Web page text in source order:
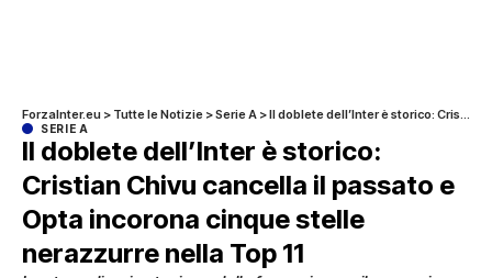
ForzaInter.eu > Tutte le Notizie >Serie A >Il doblete dell’Inter è storico: Cristian Chivu cancella il passato e Opta incorona cinque stelle nerazzurre nella Top 11
SERIE A
Il doblete dell’Inter è storico:
Cristian Chivu cancella il passato e
Opta incorona cinque stelle
nerazzurre nella Top 11